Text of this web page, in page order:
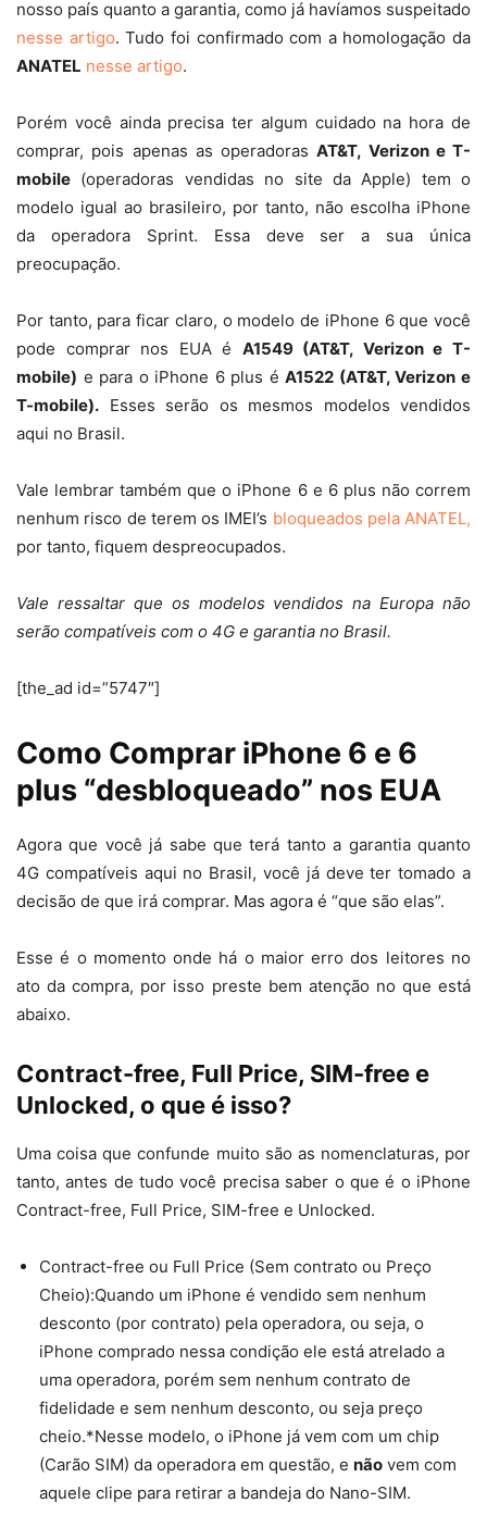
nosso país quanto a garantia, como já havíamos suspeitado
nesse artigo. Tudo foi confirmado com a homologação da
ANATEL nesse artigo.
Porém você ainda precisa ter algum cuidado na hora de
comprar, pois apenas as operadorasAT&T, Verizon e T-
mobile (operadoras vendidas no site da Apple) tem o
modelo igual ao brasileiro, por tanto, não escolha iPhone
da operadora Sprint. Essa deve ser a sua única
preocupação.
Por tanto, para ficar claro, o modelo de iPhone 6 que você
pode comprar nos EUA é A1549 (AT&T, Verizon e T-
mobile) e para o iPhone 6 plus éA1522 (AT&T, Verizon e
T-mobile). Esses serão os mesmos modelos vendidos
aqui no Brasil.
Vale lembrar também que o iPhone 6 e 6 plus não correm
nenhum risco de terem os IMEI’s bloqueados pela ANATEL,
por tanto, fiquem despreocupados.
Vale ressaltar que os modelos vendidos na Europa não
serão compatíveis com o 4G e garantia no Brasil.
[the_ad id=”5747″]
Como Comprar iPhone 6 e 6
plus “desbloqueado” nos EUA
Agora que você já sabe que terá tanto a garantia quanto
4G compatíveis aqui no Brasil, você já deve ter tomado a
decisão de que irá comprar. Mas agora é “que são elas”.
Esse é o momento onde há o maior erro dos leitores no
ato da compra, por isso preste bem atenção no que está
abaixo.
Contract-free, Full Price, SIM-free e
Unlocked, o que é isso?
Uma coisa que confunde muito são as nomenclaturas, por
tanto, antes de tudo você precisa saber o que é o iPhone
Contract-free, Full Price, SIM-free e Unlocked.
Contract-free ou Full Price (Sem contrato ou Preço
Cheio):Quando um iPhone é vendido sem nenhum
desconto (por contrato) pela operadora, ou seja, o
iPhone comprado nessa condição ele está atrelado a
uma operadora, porém sem nenhum contrato de
fidelidade e sem nenhum desconto, ou seja preço
cheio.*Nesse modelo, o iPhone já vem com um chip
(Carão SIM) da operadora em questão, e não vem com
aquele clipe para retirar a bandeja do Nano-SIM.